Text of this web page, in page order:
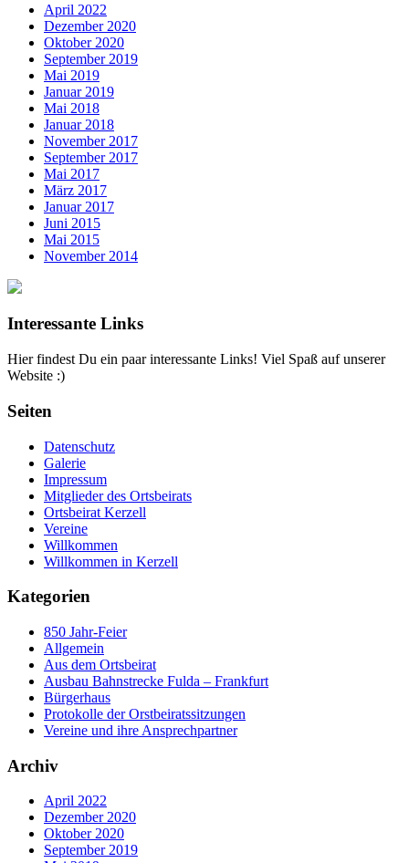
April 2022
Dezember 2020
Oktober 2020
September 2019
Mai 2019
Januar 2019
Mai 2018
Januar 2018
November 2017
September 2017
Mai 2017
März 2017
Januar 2017
Juni 2015
Mai 2015
November 2014
Interessante Links
Hier findest Du ein paar interessante Links! Viel Spaß auf unserer
Website :)
Seiten
Datenschutz
Galerie
Impressum
Mitglieder des Ortsbeirats
Ortsbeirat Kerzell
Vereine
Willkommen
Willkommen in Kerzell
Kategorien
850 Jahr-Feier
Allgemein
Aus dem Ortsbeirat
Ausbau Bahnstrecke Fulda – Frankfurt
Bürgerhaus
Protokolle der Orstbeiratssitzungen
Vereine und ihre Ansprechpartner
Archiv
April 2022
Dezember 2020
Oktober 2020
September 2019